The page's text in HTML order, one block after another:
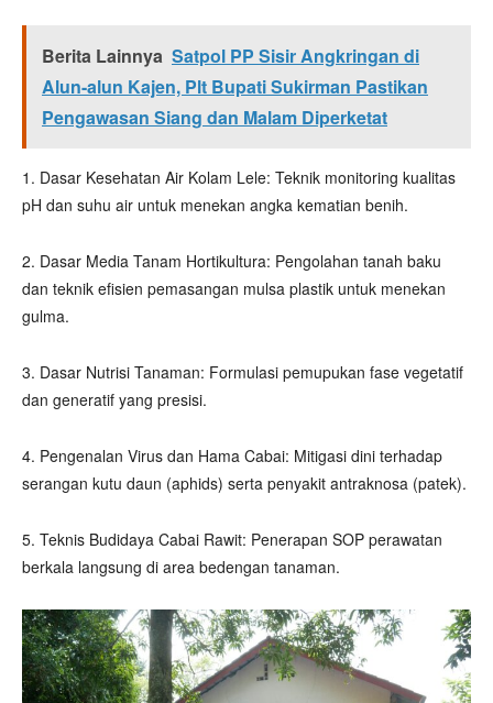
Berita Lainnya Satpol PP Sisir Angkringan di
Alun-alun Kajen, Plt Bupati Sukirman Pastikan
Pengawasan Siang dan Malam Diperketat
1. Dasar Kesehatan Air Kolam Lele: Teknik monitoring kualitas
pH dan suhu air untuk menekan angka kematian benih.
2. Dasar Media Tanam Hortikultura: Pengolahan tanah baku
dan teknik efisien pemasangan mulsa plastik untuk menekan
gulma.
3. Dasar Nutrisi Tanaman: Formulasi pemupukan fase vegetatif
dan generatif yang presisi.
4. Pengenalan Virus dan Hama Cabai: Mitigasi dini terhadap
serangan kutu daun (aphids) serta penyakit antraknosa (patek).
5. Teknis Budidaya Cabai Rawit: Penerapan SOP perawatan
berkala langsung di area bedengan tanaman.